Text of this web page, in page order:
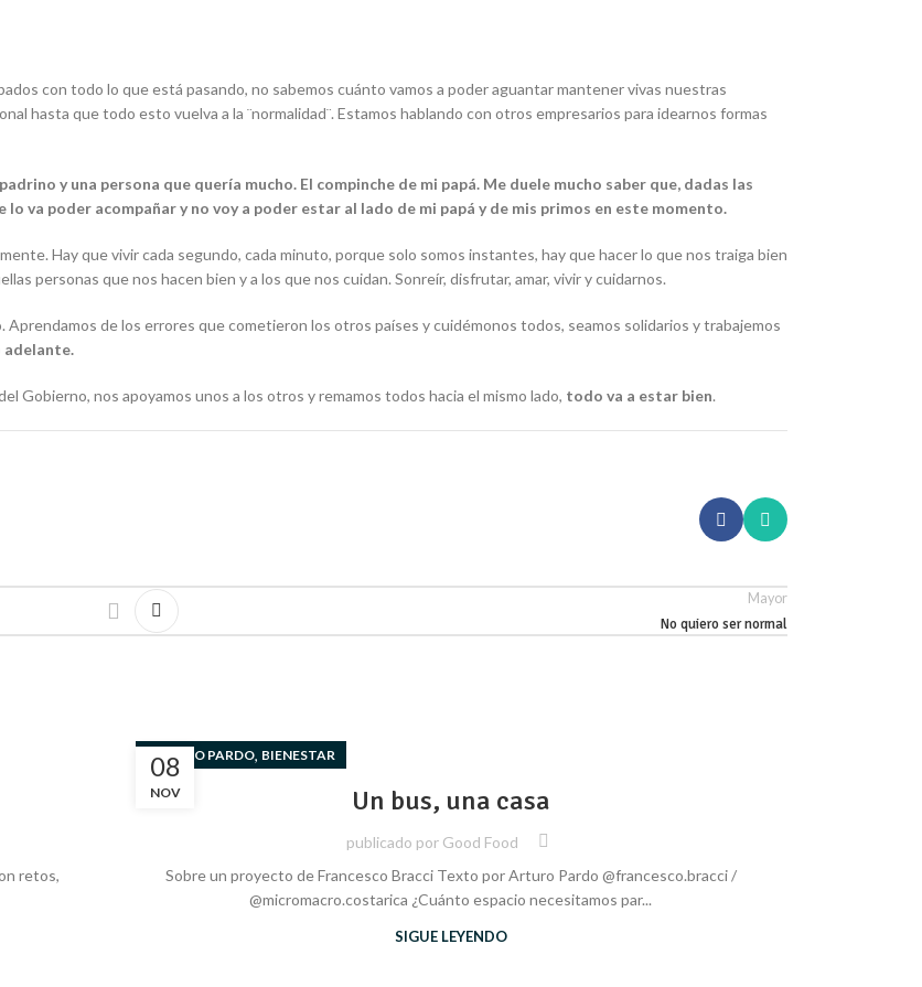
con todo lo que está pasando, no sabemos cuánto vamos a poder aguantar mantener vivas nuestras
hasta que todo esto vuelva a la ¨normalidad¨. Estamos hablando con otros empresarios para idearnos formas
y una persona que quería mucho. El compinche de mi papá. Me duele mucho saber que, dadas las
va poder acompañar y no voy a poder estar al lado de mi papá y de mis primos en este momento.
Hay que vivir cada segundo, cada minuto, porque solo somos instantes, hay que hacer lo que nos traiga bien
personas que nos hacen bien y a los que nos cuidan. Sonreír, disfrutar, amar, vivir y cuidarnos.
de los errores que cometieron los otros países y cuidémonos todos, seamos solidarios y trabajemos
adelante.
Gobierno, nos apoyamos unos a los otros y remamos todos hacia el mismo lado, todo va a estar bien.
Mayor
No quiero ser normal
retos,
08
NOV
ARTURO PARDO, BIENESTAR
Un bus, una casa
publicado por Good Food
Sobre un proyecto de Francesco Bracci Texto por Arturo Pardo @francesco.bracci /
@micromacro.costarica ¿Cuánto espacio necesitamos par...
SIGUE LEYENDO